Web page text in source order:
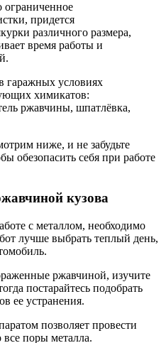
ограниченное
придется
различного размера,
время работы и
гаражных условиях
химикатов:
ржавчины, шпатлёвка,
ниже, и не забудьте
обезопасить себя при работе
кузова
с металлом, необходимо
лучше выбрать теплый день,
ржавчиной, изучите
постарайтесь подобрать
ее устранения.
позволяет провести
поры металла.